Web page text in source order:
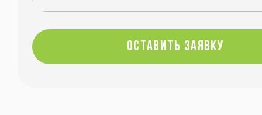
оставить заявку